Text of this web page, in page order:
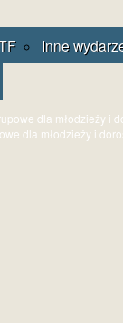
Inne
dla młodzieży i